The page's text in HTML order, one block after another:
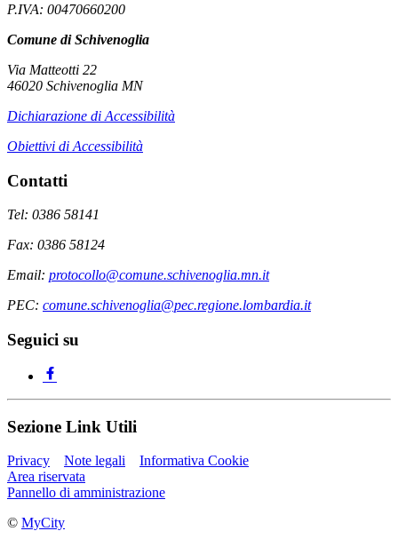
P.IVA: 00470660200
Comune di Schivenoglia
Via Matteotti 22
46020 Schivenoglia MN
Dichiarazione di Accessibilità
Obiettivi di Accessibilità
Contatti
Tel: 0386 58141
Fax: 0386 58124
Email: protocollo@comune.schivenoglia.mn.it
PEC: comune.schivenoglia@pec.regione.lombardia.it
Seguici su
Sezione Link Utili
Privacy Note legali
Informativa Cookie
Area riservata
Pannello di amministrazione
© MyCity